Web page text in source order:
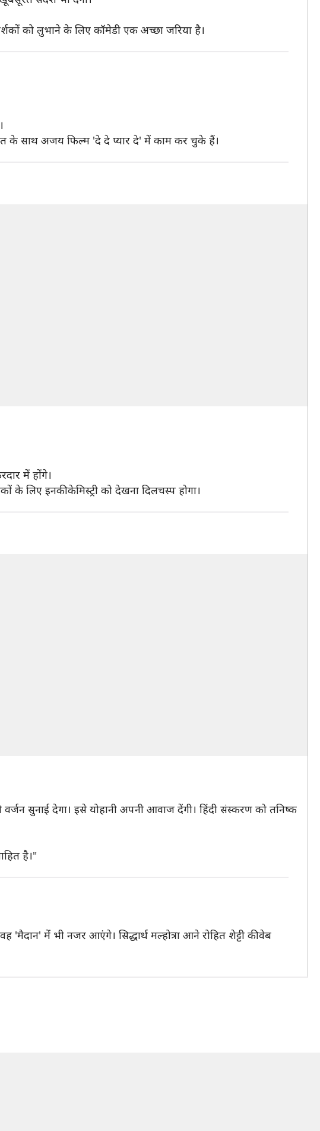
को लुभाने के लिए कॉमेडी एक अच्छा जरिया है।
के साथ अजय फिल्म 'दे दे प्यार दे' में काम कर चुके हैं।
में होंगे।
लिए इनकी केमिस्ट्री को देखना दिलचस्प होगा।
सुनाई देगा। इसे योहानी अपनी आवाज देंगी। हिंदी संस्करण को तनिष्क
है।"
में भी नजर आएंगे। सिद्धार्थ मल्होत्रा आने रोहित शेट्टी की वेब